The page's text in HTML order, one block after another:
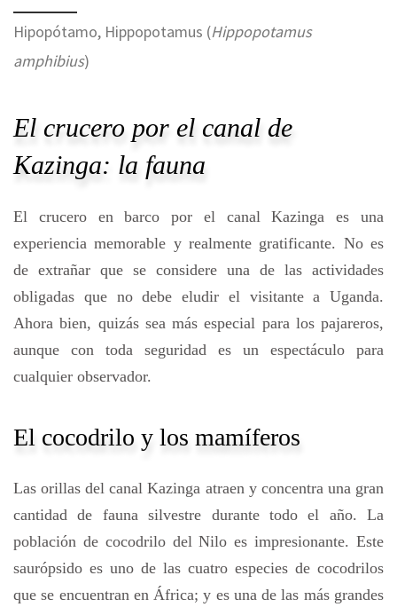
Hipopótamo, Hippopotamus (Hippopotamus
amphibius)
El crucero por el canal de
Kazinga: la fauna
El crucero en barco por el canal Kazinga es una
experiencia memorable y realmente gratificante. No es
de extrañar que se considere una de las actividades
obligadas que no debe eludir el visitante a Uganda.
Ahora bien, quizás sea más especial para los pajareros,
aunque con toda seguridad es un espectáculo para
cualquier observador.
El cocodrilo y los mamíferos
Las orillas del canal Kazinga atraen y concentra una gran
cantidad de fauna silvestre durante todo el año. La
población de cocodrilo del Nilo es impresionante. Este
saurópsido es uno de las cuatro especies de cocodrilos
que se encuentran en África; y es una de las más grandes